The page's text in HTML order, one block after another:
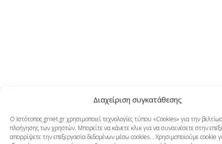
Διαχείριση συγκατάθεσης
Ο Ιστότοπος grnet.gr χρησιμοποιεί τεχνολογίες τύπου «Cookies» για την
πλοήγησης των χρηστών. Μπορείτε να κάνετε κλικ για να συναινέσετε στην
απορρίψετε την επεξεργασία δεδομένων μέσω cookies. . Χρησιμοποιούμε cookie